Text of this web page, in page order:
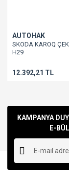
AUTOHAK
SKODA KAROQ
H29
12.392,21 TL
KAMPANYA
E-